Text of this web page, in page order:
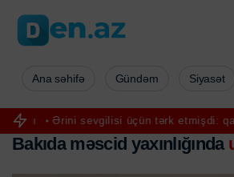
sevgilisi üçün tərk etmişdi: qadının meyiti
Ana səhifə Gündəm Siyasət
Bakıda məscid yaxınlığında